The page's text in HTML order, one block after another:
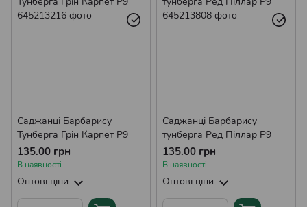
Саджанці Барбарису
Тунберга Грін Карпет Р9
135.00 грн
В наявності
Оптові ціни
Саджанці Барбарису
тунберга Ред Піллар Р9
135.00 грн
В наявності
Оптові ціни